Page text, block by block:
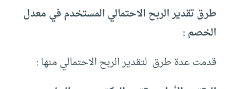
طرق تقدير الربح الاحتمالي المستخدم في معدل
الخصم :
قدمت عدة طرق لتقدير الربح الاحتمالي منها :